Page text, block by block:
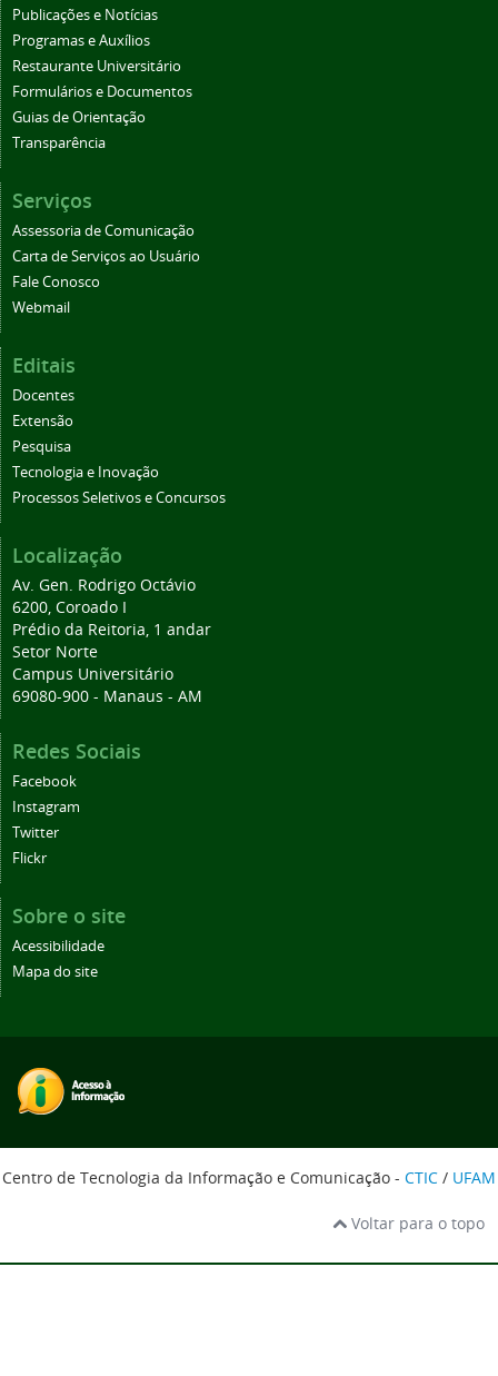
Publicações e Notícias
Programas e Auxílios
Restaurante Universitário
Formulários e Documentos
Guias de Orientação
Transparência
Serviços
Assessoria de Comunicação
Carta de Serviços ao Usuário
Fale Conosco
Webmail
Editais
Docentes
Extensão
Pesquisa
Tecnologia e Inovação
Processos Seletivos e Concursos
Localização
Av. Gen. Rodrigo Octávio
6200, Coroado I
Prédio da Reitoria, 1 andar
Setor Norte
Campus Universitário
69080-900 - Manaus - AM
Redes Sociais
Facebook
Instagram
Twitter
Flickr
Sobre o site
Acessibilidade
Mapa do site
Centro de Tecnologia da Informação e Comunicação - CTIC / UFAM
Voltar para o topo